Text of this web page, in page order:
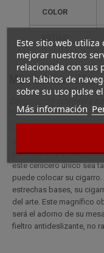
Este sitio web utiliza
mejorar nuestros
relacionada con sus
sus hábitos de
sobre su uso pulse
Más información
COLOR
ESTILO
Más información
rojo
sido diseñado
plateada se pueden
este cenicero único sea
puede colocar su
estrechas bases, su
del arte. Este magnífico
será el adorno de su
fieltro antideslizante, no